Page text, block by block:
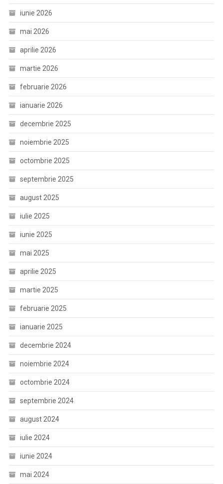
iunie 2026
mai 2026
aprilie 2026
martie 2026
februarie 2026
ianuarie 2026
decembrie 2025
noiembrie 2025
octombrie 2025
septembrie 2025
august 2025
iulie 2025
iunie 2025
mai 2025
aprilie 2025
martie 2025
februarie 2025
ianuarie 2025
decembrie 2024
noiembrie 2024
octombrie 2024
septembrie 2024
august 2024
iulie 2024
iunie 2024
mai 2024